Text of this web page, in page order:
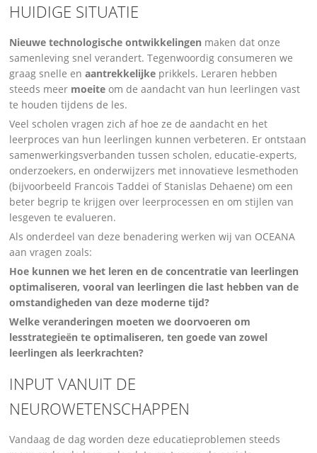
HUIDIGE SITUATIE
Nieuwe technologische ontwikkelingen maken dat onze
samenleving snel verandert. Tegenwoordig consumeren we
graag snelle enaantrekkelijke prikkels. Leraren hebben
steeds meer moeiteom de aandacht van hun leerlingen vast
te houden tijdens de les.
Veel scholen vragen zich af hoe ze de aandacht en het
leerproces van hun leerlingen kunnen verbeteren. Er ontstaan
samenwerkingsverbanden tussen scholen, educatie-experts,
onderzoekers, en onderwijzers met innovatieve lesmethoden
(bijvoorbeeld Francois Taddei of Stanislas Dehaene) om een
beter begrip te krijgen over leerprocessen en om stijlen van
lesgeven te evalueren.
Als onderdeel van deze benadering werken wij van OCEANA
aan vragen zoals:
Hoe kunnen we het leren en de concentratie van leerlingen
optimaliseren, vooral van leerlingen die last hebben van de
omstandigheden van deze moderne tijd?
Welke veranderingen moeten we doorvoeren om
lesstrategieën te optimaliseren, ten goede van zowel
leerlingen als leerkrachten?
INPUT VANUIT DE
NEUROWETENSCHAPPEN
Vandaag de dag worden deze educatieproblemen steeds